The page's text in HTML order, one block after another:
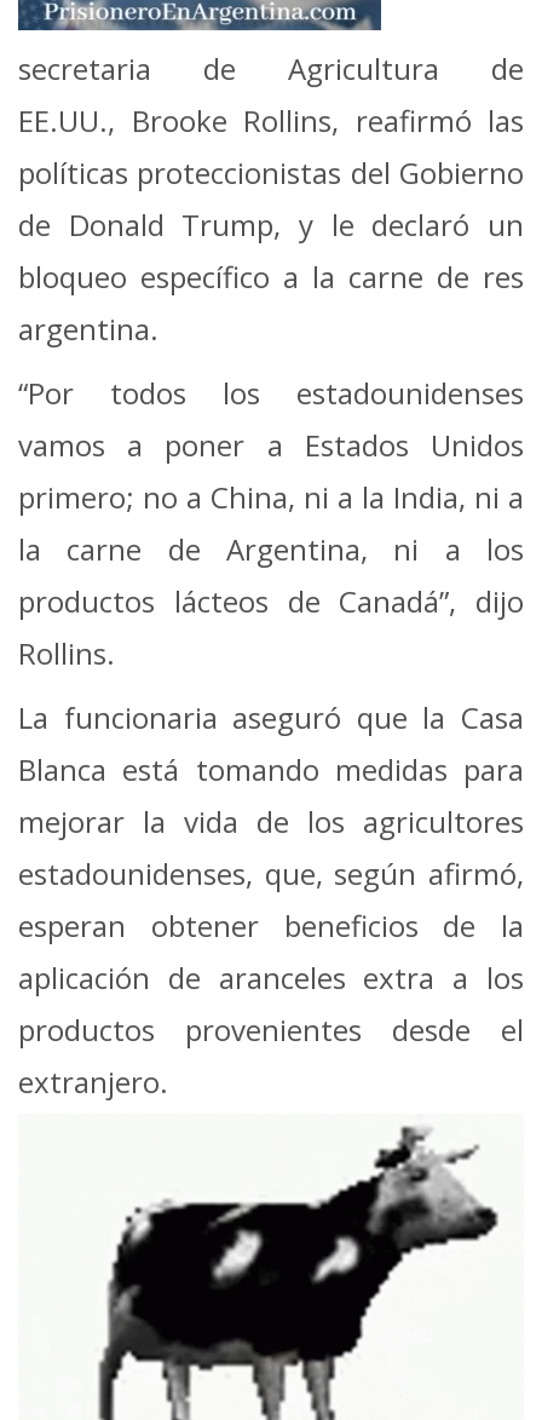
secretaria de Agricultura de
EE.UU., Brooke Rollins, reafirmó las
políticas proteccionistas del Gobierno
de Donald Trump, y le declaró un
bloqueo específico a la carne de res
argentina.
“Por todos los estadounidenses
vamos a poner a Estados Unidos
primero; no a China, ni a la India, ni a
la carne de Argentina, ni a los
productos lácteos de Canadá”, dijo
Rollins.
La funcionaria aseguró que la Casa
Blanca está tomando medidas para
mejorar la vida de los agricultores
estadounidenses, que, según afirmó,
esperan obtener beneficios de la
aplicación de aranceles extra a los
productos provenientes desde el
extranjero.